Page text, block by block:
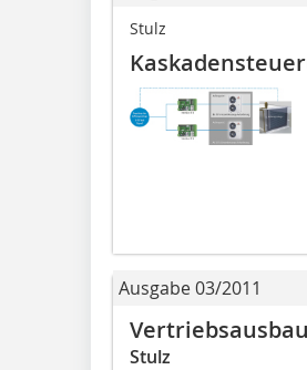
Stulz
Ausgabe 03/2011
Stulz